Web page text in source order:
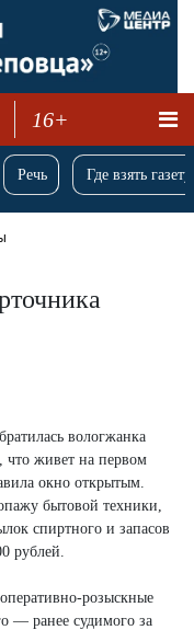
16+
Речь Где взять
вологжанка
что живет на первом
окно открытым.
бытовой техники,
спиртного и запасов
рублей.
розыскные
— ранее судимого за